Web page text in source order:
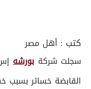
كتب : أهل مصر
سجلت شركة بورشهإس
القابضة خسائر